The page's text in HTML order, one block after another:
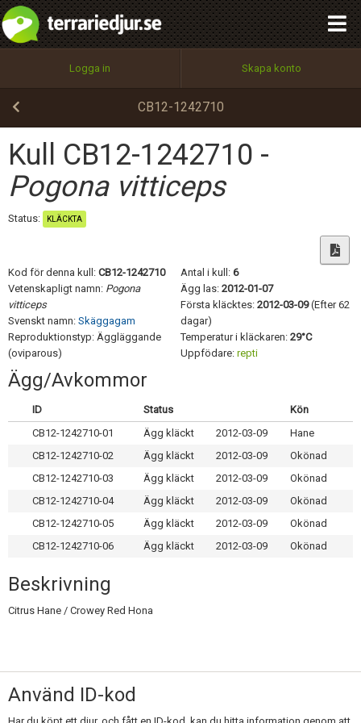
Logga in Skapa konto
CB12-1242710
Kull CB12-1242710 -
Pogona vitticeps
Status: KLÄCKTA
Kod för denna kull: CB12-1242710
Vetenskapligt namn: Pogona
vitticeps
Svenskt namn: Skäggagam
Reproduktionstyp: Äggläggande
(oviparous)
Antal i kull: 6
Ägg las: 2012-01-07
Första kläcktes: 2012-03-09(Efter 62
dagar)
Temperatur i kläckaren: 29°C
Uppfödare: repti
Ägg/Avkommor
ID Status
Kön
CB12-1242710-01
Ägg kläckt 2012-03-09
Hane
CB12-1242710-02
Ägg kläckt 2012-03-09
Okönad
CB12-1242710-03
Ägg kläckt 2012-03-09
Okönad
CB12-1242710-04
Ägg kläckt 2012-03-09
Okönad
CB12-1242710-05
Ägg kläckt 2012-03-09
Okönad
CB12-1242710-06
Ägg kläckt 2012-03-09 Okönad
Beskrivning
Citrus Hane / Crowey Red Hona
Använd ID-kod
Utför
100%
OK
integritetspolicy
Namn:
Epost:
Användarnamn:
Privacy Policy
Terms of Service
Skapa konto
Begär nytt lösenord
Tillbaka till förstasidan